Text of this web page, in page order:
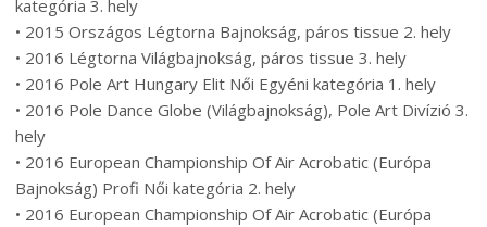
kategória 3. hely
• 2015 Országos Légtorna Bajnokság, páros tissue 2. hely
• 2016 Légtorna Világbajnokság, páros tissue 3. hely
• 2016 Pole Art Hungary Elit Női Egyéni kategória 1. hely
• 2016 Pole Dance Globe (Világbajnokság), Pole Art Divízió 3.
hely
• 2016 European Championship Of Air Acrobatic (Európa
Bajnokság) Profi Női kategória 2. hely
• 2016 European Championship Of Air Acrobatic (Európa